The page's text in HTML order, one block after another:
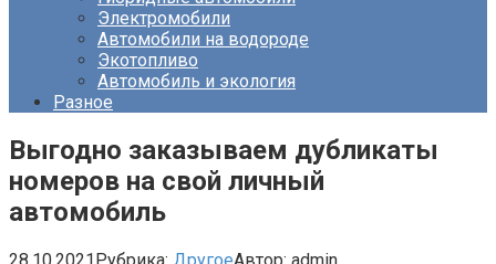
Электромобили
Автомобили на водороде
Экотопливо
Автомобиль и экология
Разное
Выгодно заказываем дубликаты
номеров на свой личный
автомобиль